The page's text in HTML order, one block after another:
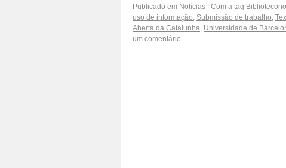
Publicado em Notícias Com a tag
uso de informação, Submissão de trabalho,
Aberta da Catalunha, Universidade de
um comentário